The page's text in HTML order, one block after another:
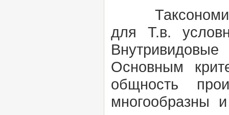
для Т.в.
Основным
общность
многообразны